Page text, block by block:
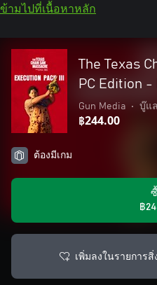
ข้ามไปที่เนื้อหาหลัก
The Texas
PC Edition
Gun Media • บู๊แ
฿244.00
ต้องมีเกม
฿
เพิ่มลงในรายการสิ่